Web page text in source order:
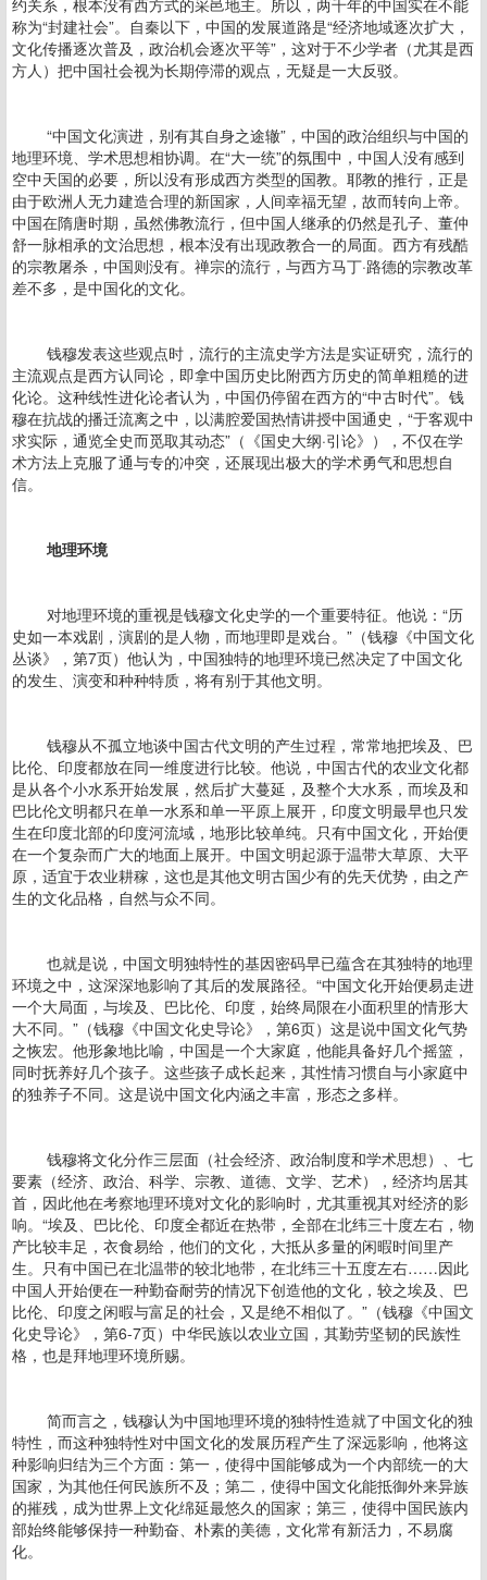
约关系，根本没有西方式的采邑地主。所以，两千年的中国实在不能
称为“封建社会”。自秦以下，中国的发展道路是“经济地域逐次扩大，
文化传播逐次普及，政治机会逐次平等”，这对于不少学者（尤其是西
方人）把中国社会视为长期停滞的观点，无疑是一大反驳。
“中国文化演进，别有其自身之途辙”，中国的政治组织与中国的
地理环境、学术思想相协调。在“大一统”的氛围中，中国人没有感到
空中天国的必要，所以没有形成西方类型的国教。耶教的推行，正是
由于欧洲人无力建造合理的新国家，人间幸福无望，故而转向上帝。
中国在隋唐时期，虽然佛教流行，但中国人继承的仍然是孔子、董仲
舒一脉相承的文治思想，根本没有出现政教合一的局面。西方有残酷
的宗教屠杀，中国则没有。禅宗的流行，与西方马丁·路德的宗教改革
差不多，是中国化的文化。
钱穆发表这些观点时，流行的主流史学方法是实证研究，流行的
主流观点是西方认同论，即拿中国历史比附西方历史的简单粗糙的进
化论。这种线性进化论者认为，中国仍停留在西方的“中古时代”。钱
穆在抗战的播迁流离之中，以满腔爱国热情讲授中国通史，“于客观中
求实际，通览全史而觅取其动态”（《国史大纲·引论》），不仅在学
术方法上克服了通与专的冲突，还展现出极大的学术勇气和思想自
信。
地理环境
对地理环境的重视是钱穆文化史学的一个重要特征。他说：“历
史如一本戏剧，演剧的是人物，而地理即是戏台。”（钱穆《中国文化
丛谈》，第7页）他认为，中国独特的地理环境已然决定了中国文化
的发生、演变和种种特质，将有别于其他文明。
钱穆从不孤立地谈中国古代文明的产生过程，常常地把埃及、巴
比伦、印度都放在同一维度进行比较。他说，中国古代的农业文化都
是从各个小水系开始发展，然后扩大蔓延，及整个大水系，而埃及和
巴比伦文明都只在单一水系和单一平原上展开，印度文明最早也只发
生在印度北部的印度河流域，地形比较单纯。只有中国文化，开始便
在一个复杂而广大的地面上展开。中国文明起源于温带大草原、大平
原，适宜于农业耕稼，这也是其他文明古国少有的先天优势，由之产
生的文化品格，自然与众不同。
也就是说，中国文明独特性的基因密码早已蕴含在其独特的地理
环境之中，这深深地影响了其后的发展路径。“中国文化开始便易走进
一个大局面，与埃及、巴比伦、印度，始终局限在小面积里的情形大
大不同。”（钱穆《中国文化史导论》，第6页）这是说中国文化气势
之恢宏。他形象地比喻，中国是一个大家庭，他能具备好几个摇篮，
同时抚养好几个孩子。这些孩子成长起来，其性情习惯自与小家庭中
的独养子不同。这是说中国文化内涵之丰富，形态之多样。
钱穆将文化分作三层面（社会经济、政治制度和学术思想）、七
要素（经济、政治、科学、宗教、道德、文学、艺术），经济均居其
首，因此他在考察地理环境对文化的影响时，尤其重视其对经济的影
响。“埃及、巴比伦、印度全都近在热带，全部在北纬三十度左右，物
产比较丰足，衣食易给，他们的文化，大抵从多量的闲暇时间里产
生。只有中国已在北温带的较北地带，在北纬三十五度左右……因此
中国人开始便在一种勤奋耐劳的情况下创造他的文化，较之埃及、巴
比伦、印度之闲暇与富足的社会，又是绝不相似了。”（钱穆《中国文
化史导论》，第6-7页）中华民族以农业立国，其勤劳坚韧的民族性
格，也是拜地理环境所赐。
简而言之，钱穆认为中国地理环境的独特性造就了中国文化的独
特性，而这种独特性对中国文化的发展历程产生了深远影响，他将这
种影响归结为三个方面：第一，使得中国能够成为一个内部统一的大
国家，为其他任何民族所不及；第二，使得中国文化能抵御外来异族
的摧残，成为世界上文化绵延最悠久的国家；第三，使得中国民族内
部始终能够保持一种勤奋、朴素的美德，文化常有新活力，不易腐
化。